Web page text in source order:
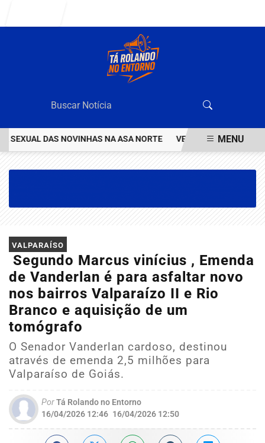
DAS NOVINHAS NA ASA NORTE VEJA QUEM ÉO VALENTÃO
MENU
VALPARAÍSO
Segundo Marcus vinícius , Emenda
de Vanderlan é para asfaltar novo
nos bairros Valparaízo II e Rio
Branco e aquisição de um
tomógrafo
O Senador Vanderlan cardoso, destinou
através de emenda 2,5 milhões para
Valparaíso de Goiás.
PorTá Rolando no Entorno
16/04/2026 12:46 16/04/2026 12:50